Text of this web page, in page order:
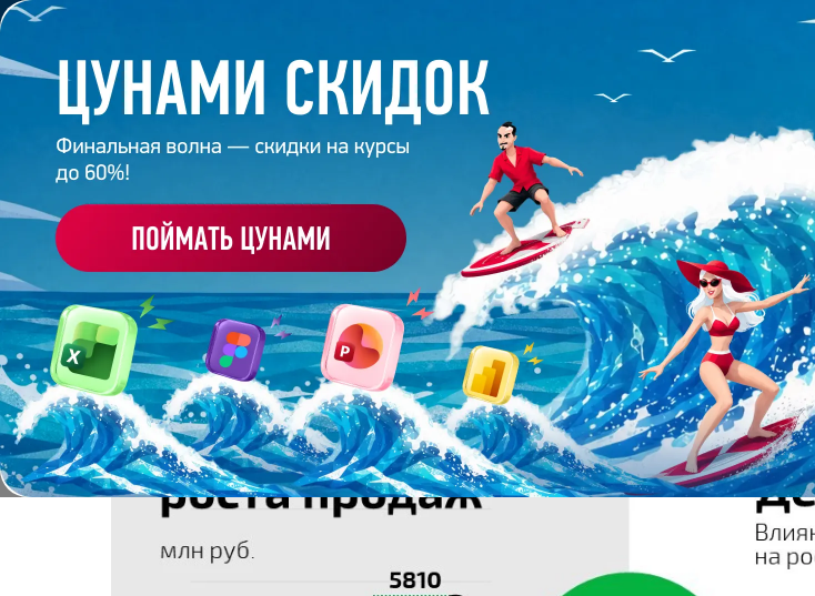
Корпоративное обучение Заказать презентацию
Главная
ПРЕЗЕНТАЦИЯ 268 - АННА
Работа
студента